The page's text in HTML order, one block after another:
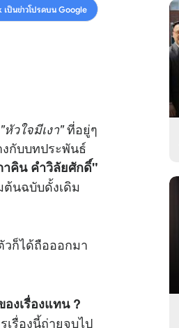
เป็นข่าวโปรดบน Google
"หัวใจมีเงา"ที่อยู่ๆ
กับบทประพันธ์
คิน คำวิลัยศักดิ์"
ต้นฉบับดั้งเดิม
วก็ได้ถือออกมา
งเรื่องแทน ?
เรื่องนี้ถ่ายจบไป